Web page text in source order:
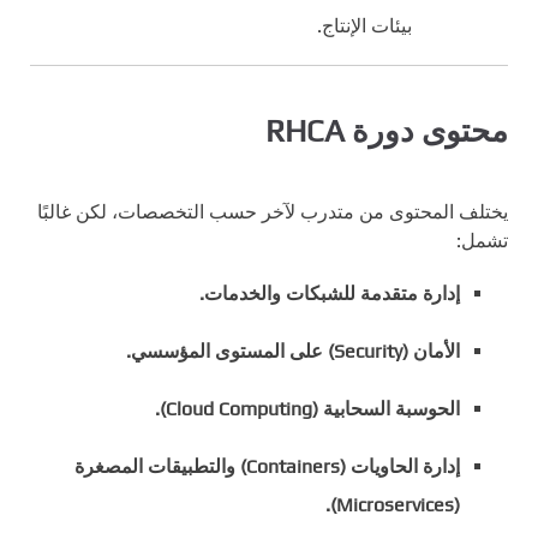
بيئات الإنتاج.
محتوى دورة RHCA
يختلف المحتوى من متدرب لآخر حسب التخصصات، لكن غالبًا
تشمل:
إدارة متقدمة للشبكات والخدمات.
الأمان (Security) على المستوى المؤسسي.
الحوسبة السحابية (Cloud Computing).
إدارة الحاويات (Containers) والتطبيقات المصغرة
(Microservices).